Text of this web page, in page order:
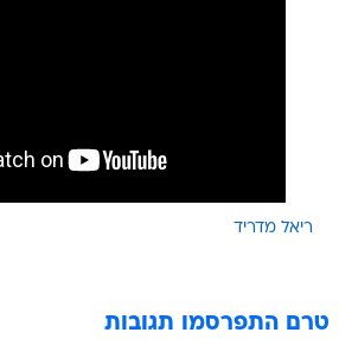
ריאל מדריד
טרם התפרסמו תגובות